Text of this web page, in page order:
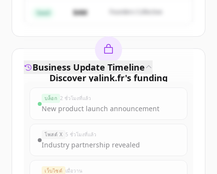
Seed $4M Founders Collective
Discover yalink.fr's funding
Sign up for free to view allfunding
New accounts include trial credits to
get started.
Create Free Account
Business Update Timeline
บล็อก 2 ชั่วโมงที่แล้ว
New product launch announcement
โพสต์ X 5 ชั่วโมงที่แล้ว
Industry partnership revealed
เว็บไซต์ เมื่อวาน